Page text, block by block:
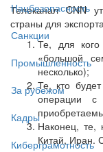
Нацбезопасность
Санкции
Промышленность
За рубежом
Кадры
Киберграмотность
Телеканал CNN
страны для
Те, для кого
«большой
несколько);
Те, кто
операции
Наконец, те,
Китай, Иран.